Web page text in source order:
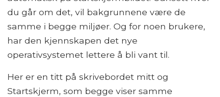
du går om det, vil bakgrunnene være de
samme i begge miljøer. Og for noen brukere,
har den kjennskapen det nye
operativsystemet lettere å bli vant til.
Her er en titt på skrivebordet mitt og
Startskjerm, som begge viser samme